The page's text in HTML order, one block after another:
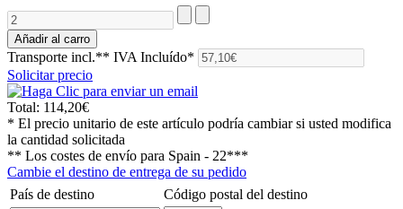
Transporte incl.** IVA Incluído*
Solicitar precio
Total: 114,20€
* El precio unitario de este artículo podría cambiar si usted modifica
la cantidad solicitada
** Los costes de envío para Spain - 22***
Cambie el destino de entrega de su pedido
País de destino
Código postal del destino